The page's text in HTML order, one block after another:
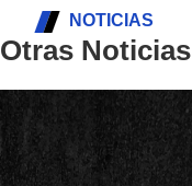
NOTICIAS
Otras Noticias